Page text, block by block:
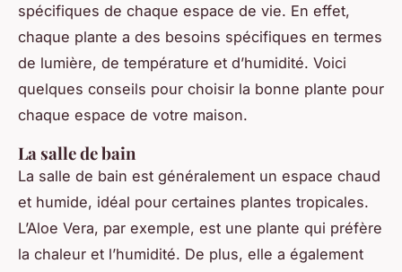
spécifiques de chaque espace de vie. En effet,
chaque plante a des besoins spécifiques en termes
de lumière, de température et d’humidité. Voici
quelques conseils pour choisir la bonne plante pour
chaque espace de votre maison.
La salle de bain
La salle de bain est généralement un espace chaud
et humide, idéal pour certaines plantes tropicales.
L’Aloe Vera, par exemple, est une plante qui préfère
la chaleur et l’humidité. De plus, elle a également